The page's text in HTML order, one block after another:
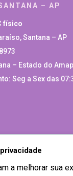
– AP
físico
Santana – AP
– Estado do
Seg a Sex das
a melhorar sua